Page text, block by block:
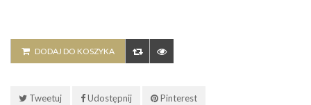
DODAJ DO KOSZYKA
Tweetuj Udostępnij Pinterest